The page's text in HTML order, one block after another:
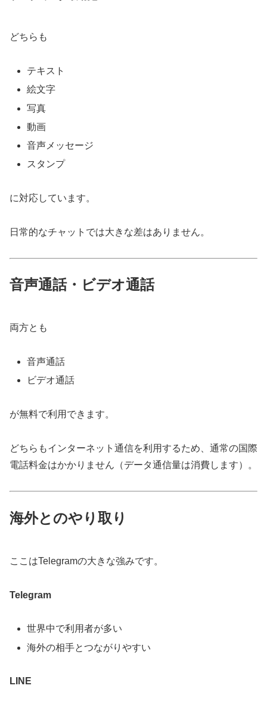
どちらも
テキスト
絵文字
写真
動画
音声メッセージ
スタンプ
に対応しています。
日常的なチャットでは大きな差はありません。
音声通話・ビデオ通話
両方とも
音声通話
ビデオ通話
が無料で利用できます。
どちらもインターネット通信を利用するため、通常の国際
電話料金はかかりません（データ通信量は消費します）。
海外とのやり取り
ここはTelegramの大きな強みです。
Telegram
世界中で利用者が多い
海外の相手とつながりやすい
LINE